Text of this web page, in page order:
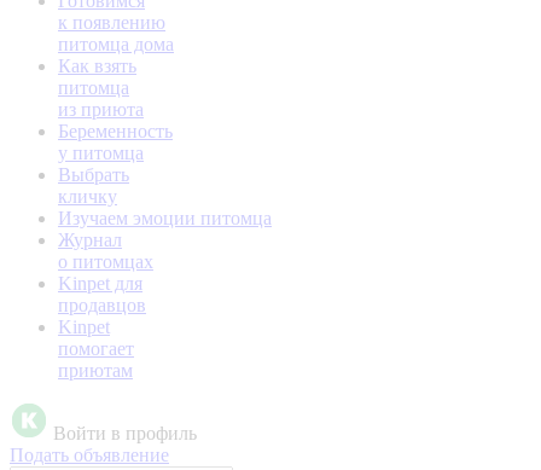
к появлению
питомца дома
Как взять
питомца
из приюта
Беременность
у питомца
Выбрать
кличку
Изучаем эмоции питомца
Журнал
о питомцах
Kinpet для
продавцов
Kinpet
помогает
приютам
Войти в профиль
Подать объявление